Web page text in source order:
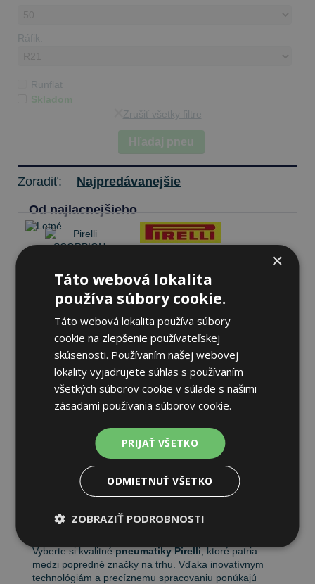
Ráfik:
Runflat
Skladom
Zrušiť všetky filtre
Hľadaj pneu
Zoradiť:
Najpredávanejšie
Od najlacnejšieho
Pirelli SCORPION MS
275/50 R21 113 Y Letné
B A
Na sklade 2 ks-K odberu na predajni 11.8.2026
K odberu na17 pobočkách
277,59 €
spoľahlivosť na každej ceste
Vyberte si kvalitnépneumatiky Pirelli, ktoré patria
medzi popredné značky na trhu. Vďaka inovatívnym
technológiám a precíznemu spracovaniu ponúkajú
×
Táto webová lokalita
používa súbory cookie.
Táto webová lokalita používa súbory
cookie na zlepšenie používateľskej
skúsenosti. Používaním našej webovej
lokality vyjadrujete súhlas s používaním
všetkých súborov cookie v súlade s našimi
zásadami používania súborov cookie.
PRIJAŤ VŠETKO
ODMIETNUŤ VŠETKO
ZOBRAZIŤ PODROBNOSTI